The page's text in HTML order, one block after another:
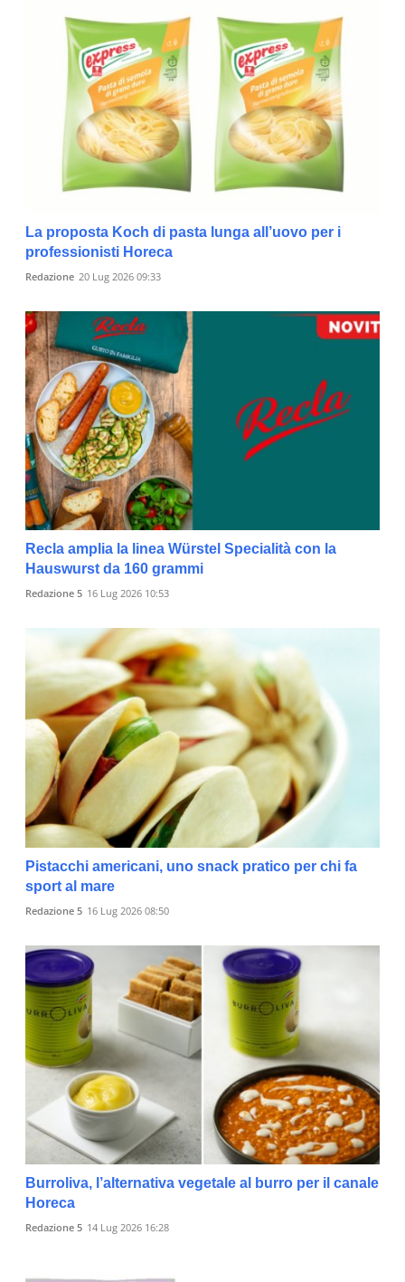
La proposta Koch di pasta lunga all’uovo per i
professionisti Horeca
Redazione 20 Lug 2026 09:33
Recla amplia la linea Würstel Specialità con la
Hauswurst da 160 grammi
Redazione 5 16 Lug 2026 10:53
Pistacchi americani, uno snack pratico per chi fa
sport al mare
Redazione 5 16 Lug 2026 08:50
Burroliva, l’alternativa vegetale al burro per il canale
Horeca
Redazione 5 14 Lug 2026 16:28